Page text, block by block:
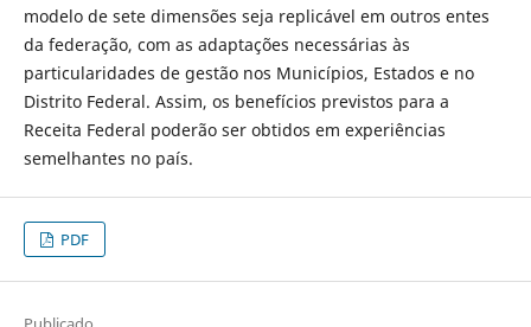
modelo de sete dimensões seja replicável em outros entes
da federação, com as adaptações necessárias às
particularidades de gestão nos Municípios, Estados e no
Distrito Federal. Assim, os benefícios previstos para a
Receita Federal poderão ser obtidos em experiências
semelhantes no país.
PDF